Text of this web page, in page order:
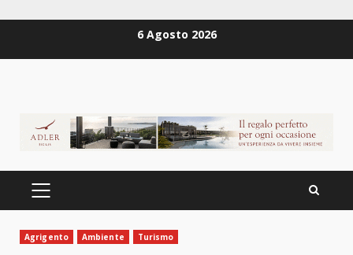
6 Agosto 2026
PRIMÄRES
MENÜ
Agrigento Ambiente Turismo